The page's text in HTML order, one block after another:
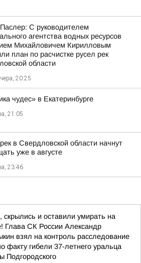
С руководителем
агентства водных ресурсов
Михайловичем Кирилловым
план по расчистке русел рек
области
20:25
чудес» в Екатеринбурге
21:05
в Свердловской области начнут
уже в августе
23:46
скрылись и оставили умирать на
Глава СК России Александр
взял на контроль расследование
факту гибели 37-летнего уральца
Подгородского